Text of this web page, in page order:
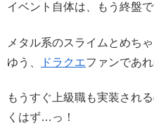
イベント自体は、もう終盤
メタル系のスライムとめち
ゆう、
ドラクエファンであ
もうすぐ上級職も実装され
くはず…っ！